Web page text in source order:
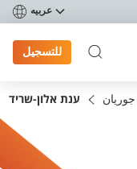
عربيه
للتسجيل
ענת אלון-שריד